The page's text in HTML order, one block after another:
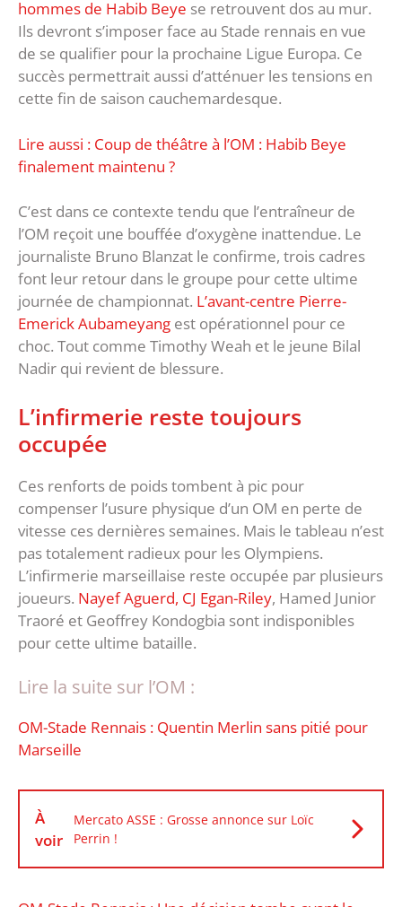
hommes de Habib Beye se retrouvent dos au mur.
Ils devront s’imposer face au Stade rennais en vue
de se qualifier pour la prochaine Ligue Europa. Ce
succès permettrait aussi d’atténuer les tensions en
cette fin de saison cauchemardesque.
Lire aussi : Coup de théâtre à l’OM : Habib Beye
finalement maintenu ?
C’est dans ce contexte tendu que l’entraîneur de
l’OM reçoit une bouffée d’oxygène inattendue. Le
journaliste Bruno Blanzat le confirme, trois cadres
font leur retour dans le groupe pour cette ultime
journée de championnat. L’avant-centre Pierre-
Emerick Aubameyang est opérationnel pour ce
choc. Tout comme Timothy Weah et le jeune Bilal
Nadir qui revient de blessure.
L’infirmerie reste toujours
occupée
Ces renforts de poids tombent à pic pour
compenser l’usure physique d’un OM en perte de
vitesse ces dernières semaines. Mais le tableau n’est
pas totalement radieux pour les Olympiens.
L’infirmerie marseillaise reste occupée par plusieurs
joueurs. Nayef Aguerd, CJ Egan-Riley, Hamed Junior
Traoré et Geoffrey Kondogbia sont indisponibles
pour cette ultime bataille.
Lire la suite sur l’OM :
OM-Stade Rennais : Quentin Merlin sans pitié pour
Marseille
À
voir
Mercato ASSE : Grosse annonce sur Loïc
Perrin !